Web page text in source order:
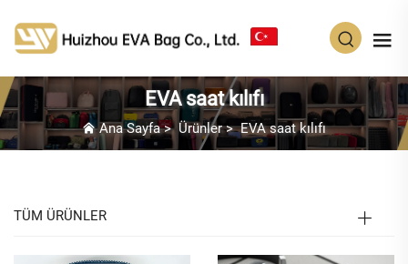
EVA saat kılıfı
Ana Sayfa> Ürünler>EVA saat kılıfı
TÜM ÜRÜNLER